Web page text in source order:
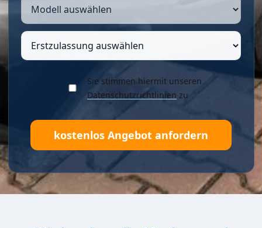
Sie stimmen hiermit unseren
Datenschutzrichtlinien zu